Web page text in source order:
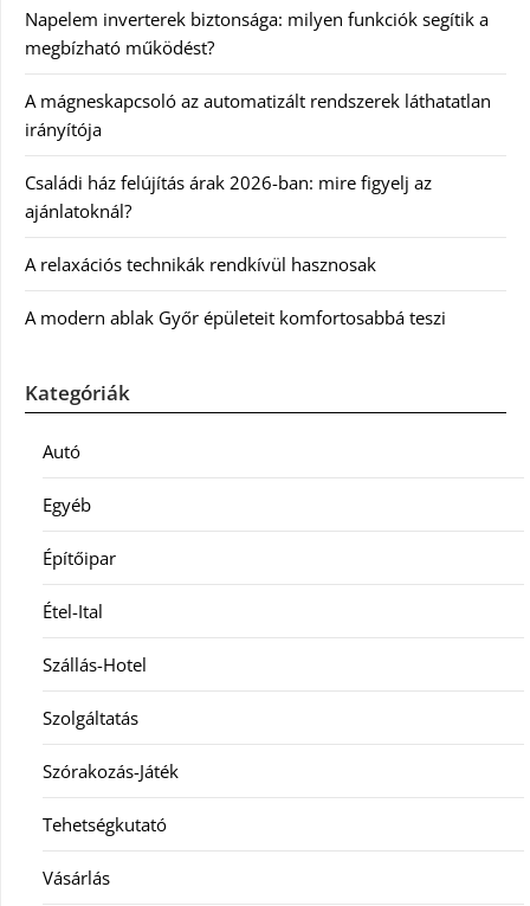
Napelem inverterek biztonsága: milyen funkciók segítik a
megbízható működést?
A mágneskapcsoló az automatizált rendszerek láthatatlan
irányítója
Családi ház felújítás árak 2026-ban: mire figyelj az
ajánlatoknál?
A relaxációs technikák rendkívül hasznosak
A modern ablak Győr épületeit komfortosabbá teszi
Kategóriák
Autó
Egyéb
Építőipar
Étel-Ital
Szállás-Hotel
Szolgáltatás
Szórakozás-Játék
Tehetségkutató
Vásárlás